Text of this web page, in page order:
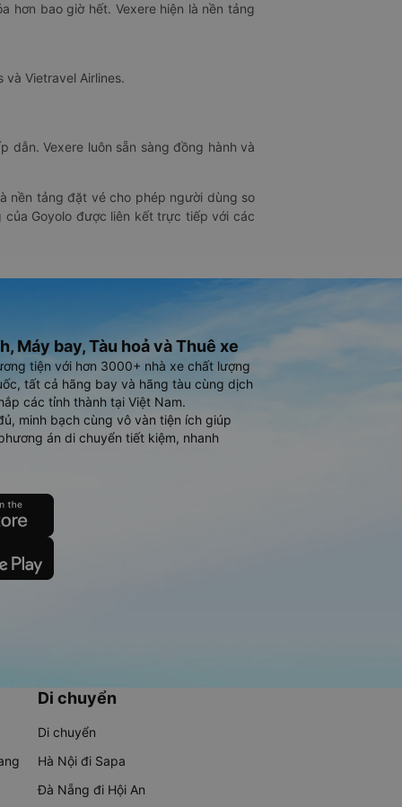
hơn bao giờ hết. Vexere hiện là nền tảng
và Vietravel Airlines.
Vexere luôn sẵn sàng đồng hành và
nền tảng đặt vé cho phép người dùng so
Goyolo được liên kết trực tiếp với các
Máy bay, Tàu hoả và Thuê xe
tiện với hơn 3000+ nhà xe chất lượng
tất cả hãng bay và hãng tàu cùng dịch
các tỉnh thành tại Việt Nam.
minh bạch cùng vô vàn tiện ích giúp
án di chuyển tiết kiệm, nhanh
Di chuyển
Di chuyển
Hà Nội đi Sapa
Đà Nẵng đi Hội An